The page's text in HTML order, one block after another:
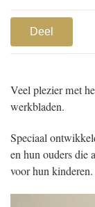
Deel
Veel plezier met
werkbladen.
Speciaal
en hun ouders die
voor hun kinderen.